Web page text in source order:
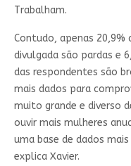
Trabalham.
Contudo, apenas 20,9%
divulgada são pardas e
das respondentes são
mais dados para
muito grande e diverso
ouvir mais mulheres
uma base de dados
explica Xavier.